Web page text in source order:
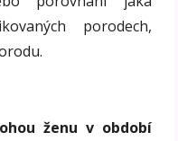
porodech,
ženu v období